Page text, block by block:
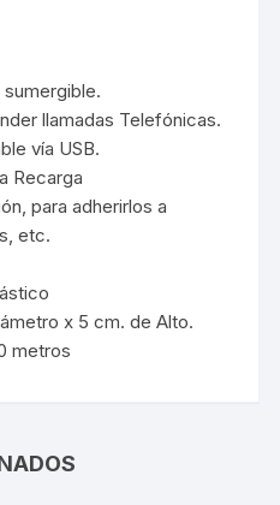
sumergible.
llamadas Telefónicas.
vía USB.
Recarga
para adherirlos a
etc.
x 5 cm. de Alto.
metros